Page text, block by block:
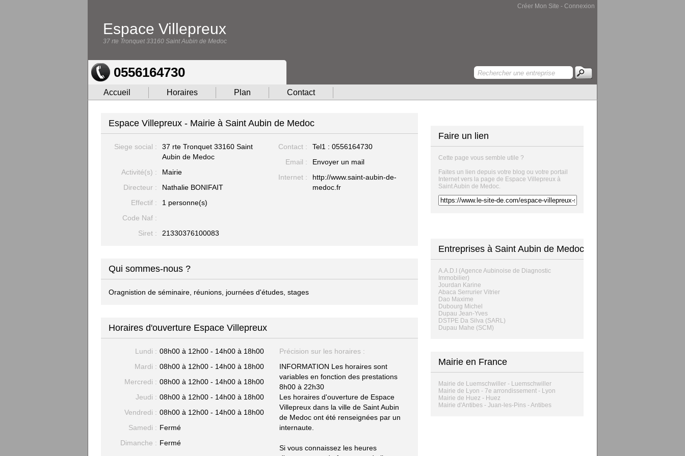
Créer Mon Site - Connexion
Espace Villepreux
37 rte Tronquet 33160 Saint Aubin de Medoc
0556164730
Accueil Horaires Plan Contact
Espace Villepreux - Mairie à Saint Aubin de Medoc
Siege social : 37 rte Tronquet 33160 Saint
Aubin de Medoc
Activité(s) :
Mairie
Directeur :
Nathalie BONIFAIT
Effectif :
1 personne(s)
Code Naf :
Siret :
21330376100083
Contact : Tel1 : 0556164730
Email :
Envoyer un mail
Internet :
http://www.saint-aubin-de-
medoc.fr
Qui sommes-nous ?
Oragnistion de séminaire, réunions, journées d'études, stages
Horaires d'ouverture Espace Villepreux
Lundi : 08h00 à 12h00 - 14h00 à 18h00
Mardi : 08h00 à 12h00 - 14h00 à 18h00
Mercredi : 08h00 à 12h00 - 14h00 à 18h00
Jeudi : 08h00 à 12h00 - 14h00 à 18h00
Vendredi : 08h00 à 12h00 - 14h00 à 18h00
Samedi : Fermé
Dimanche : Fermé
Précision sur les horaires :
INFORMATION Les horaires sont
variables en fonction des prestations
8h00 à 22h30
Les horaires d'ouverture de Espace
Villepreux dans la ville de Saint Aubin
de Medoc ont été renseignées par un
internaute.
Si vous connaissez les heures
Faire un lien
Cette page vous semble utile ?
Faites un lien depuis votre blog ou votre portail
Internet vers la page de Espace Villepreux à
Saint Aubin de Medoc.
Entreprises à Saint Aubin de Medoc
A.A.D.I (Agence Aubinoise de Diagnostic
Immobilier)
Jourdan Karine
Abaca Serrurier Vitrier
Dao Maxime
Dubourg Michel
Dupau Jean-Yves
DSTPE Da Silva (SARL)
Dupau Mahe (SCM)
Mairie en France
Mairie de Luemschwiller - Luemschwiller
Mairie de Lyon - 7e arrondissement - Lyon
Mairie de Huez - Huez
Mairie d'Antibes - Juan-les-Pins - Antibes